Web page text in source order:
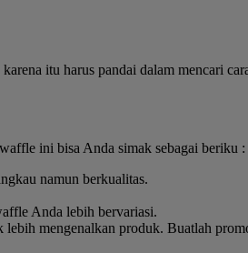
itu harus pandai dalam mencari
ini bisa Anda simak sebagai beriku :
namun berkualitas.
Anda lebih bervariasi.
mengenalkan produk. Buatlah